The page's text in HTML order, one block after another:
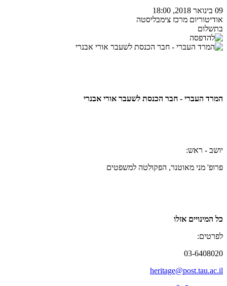
09 בינואר 2018, 18:00
אודיטוריום מרכז צימבליסטה
בתשלום
המרד העברי - חבר הכנסת לשעבר אורי אבנרי
יושב - ראש:
פרופ' מני מאוטנר, הפקולטה למשפטים
כל המינויים אזלו
לפרטים:
03-6408020
heritage@post.tau.ac.il